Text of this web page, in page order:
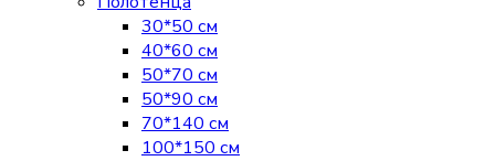
30*50 см
40*60 см
50*70 см
50*90 см
70*140 см
100*150 см